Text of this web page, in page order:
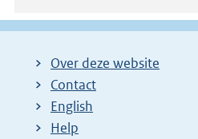
Over deze website
Contact
English
Help